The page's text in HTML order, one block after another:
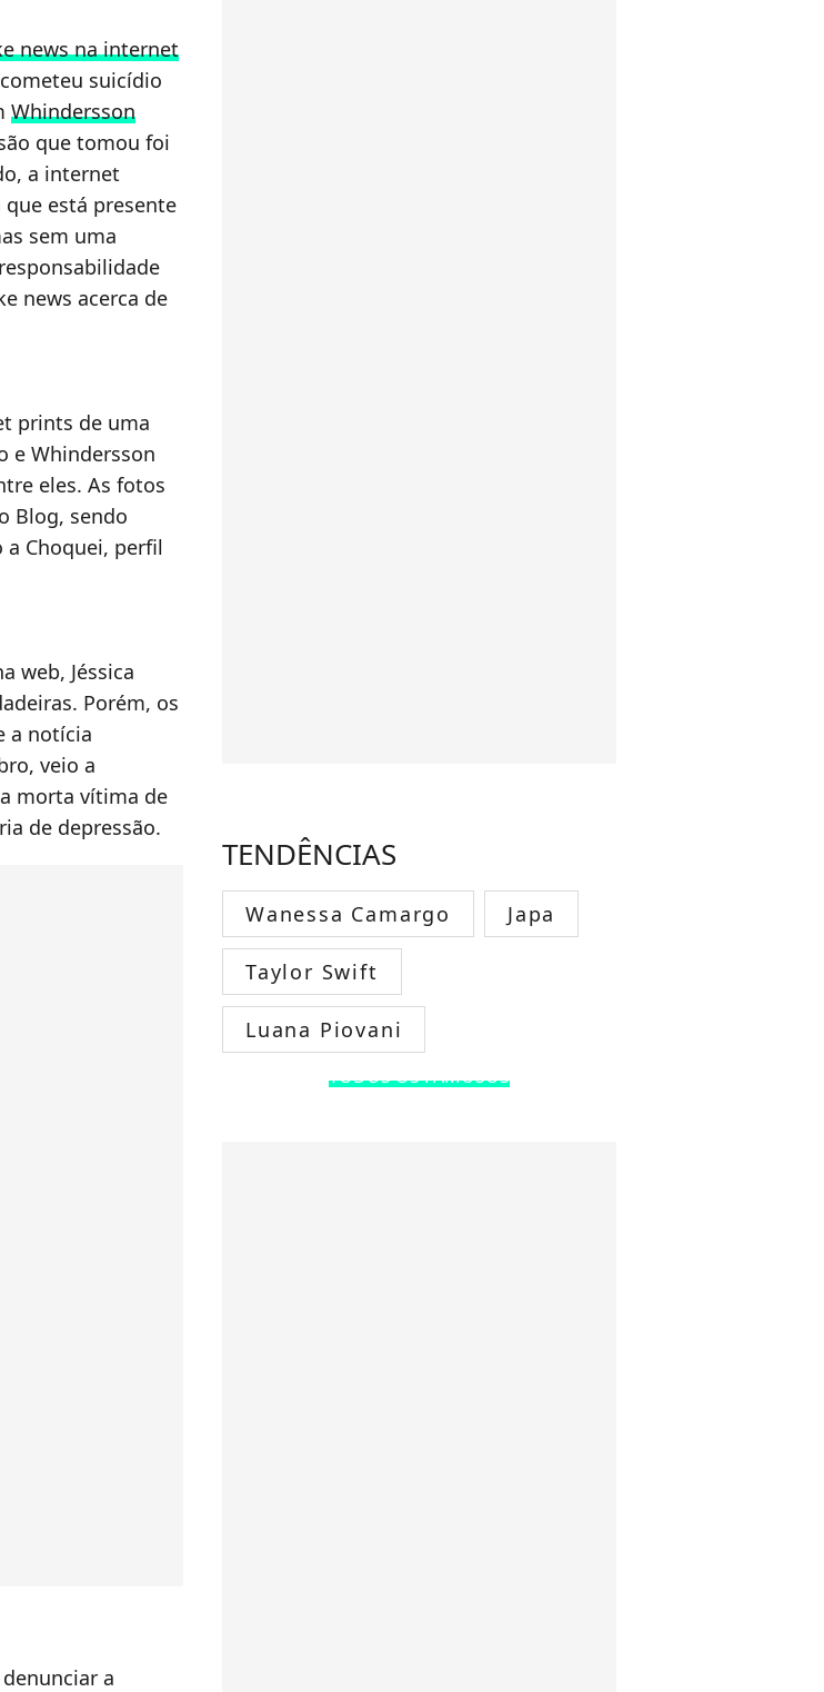
news na internet
suicídio
Whindersson
que tomou foi
a internet
está presente
sem uma
news acerca de
prints de uma
e Whindersson
eles. As fotos
Blog, sendo
Choquei, perfil
web, Jéssica
Porém, os
a notícia
veio a
morta vítima de
de depressão.
a
TENDÊNCIAS
Wanessa Camargo Japa
Taylor Swift
Luana Piovani
TODOS OS FAMOSOS